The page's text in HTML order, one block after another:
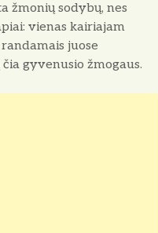
žmonių sodybų, nes
vienas kairiajam
juose
gyvenusio žmogaus.